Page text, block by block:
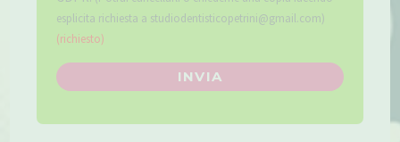
esplicita richiesta a studiodentisticopetrini@gmail.com)
(richiesto)